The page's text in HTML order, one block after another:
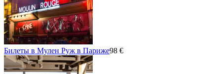
Билеты в Мулен Руж в Париже98 €